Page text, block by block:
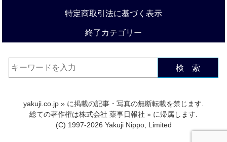
特定商取引法に基づく表示
終了カテゴリー
検 索
yakuji.co.jp » に掲載の記事・写真の無断転載を禁じます.
総ての著作権は株式会社 薬事日報社 » に帰属します.
(C) 1997-2026 Yakuji Nippo, Limited